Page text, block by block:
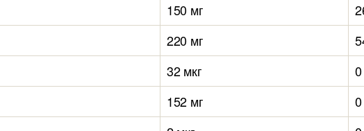
150 мг
220 мг
32 мкг
0
152 мг
0